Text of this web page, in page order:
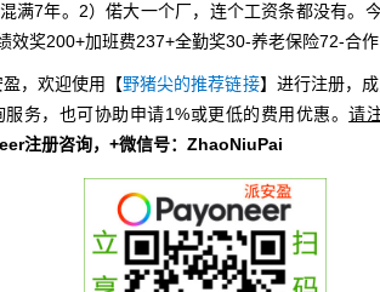
满7年。2）偌大一个厂，连个工资条都没有。
效奖200+加班费237+全勤奖30-养老保险72-合作
，欢迎使用【野猪尖的推荐链接】进行注册，
务，也可协助申请1%或更低的费用优惠。请
注册咨询，+微信号：ZhaoNiuPai